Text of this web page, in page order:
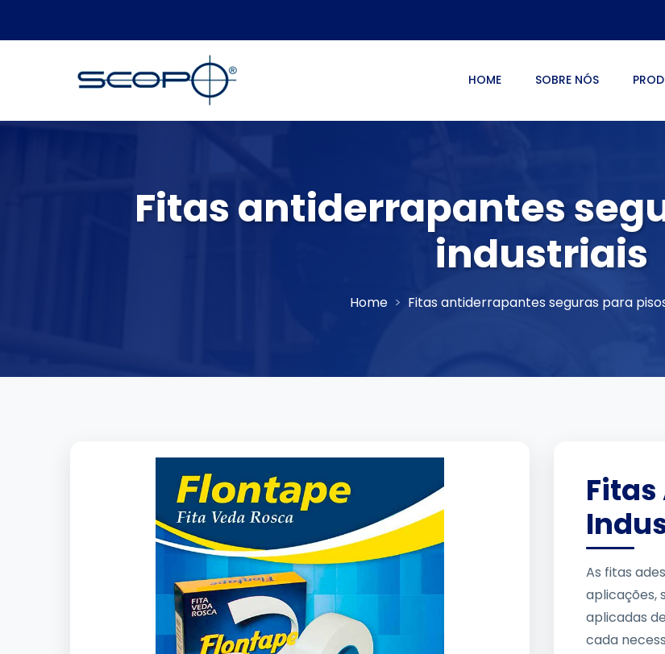
HOME SOBRE NÓS
Fitas antiderrapantes
industriais
Home Fitas antiderrapantes seguras para
As fitas
aplicações,
aplicadas
cada